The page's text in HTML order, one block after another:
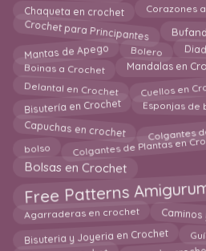
Chaqueta en crochet Corazones
Crochet para Principantes
Mantas de Apego Bolero
Boinas a Crochet Mandalas en
Delantal en Crochet Cuellos en
Bisutería en Crochet Esponjas de
Capuchas en crochet Colgantes
bolso Colgantes de Plantas en
Bolsas en Crochet
Free Patterns
Agarraderas en crochet
Bisuteria y Joyeria en Crochet